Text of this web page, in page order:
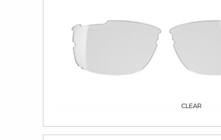
CLEAR